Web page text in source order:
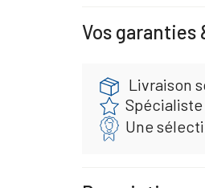
Vos garanties
Livraison
Une